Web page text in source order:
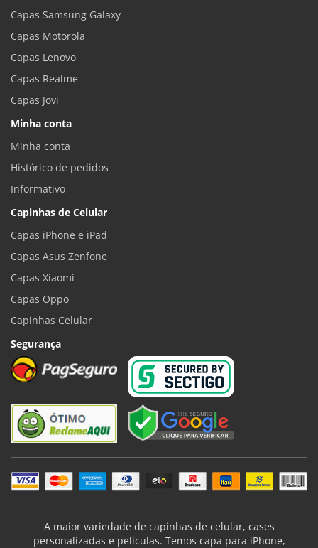
Capas Samsung Galaxy
Capas Motorola
Capas Lenovo
Capas Realme
Capas Jovi
Minha conta
Minha conta
Histórico de pedidos
Informativo
Capinhas de Celular
Capas iPhone e iPad
Capas Asus Zenfone
Capas Xiaomi
Capas Oppo
Capinhas Celular
Segurança
A maior variedade de capinhas de celular, cases
personalizadas e películas. Temos capa para iPhone,